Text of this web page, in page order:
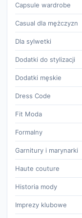
Capsule wardrobe
Casual dla mężczyzn
Dla sylwetki
Dodatki do stylizacji
Dodatki męskie
Dress Code
Fit Moda
Formalny
Garnitury i marynarki
Haute couture
Historia mody
Imprezy klubowe